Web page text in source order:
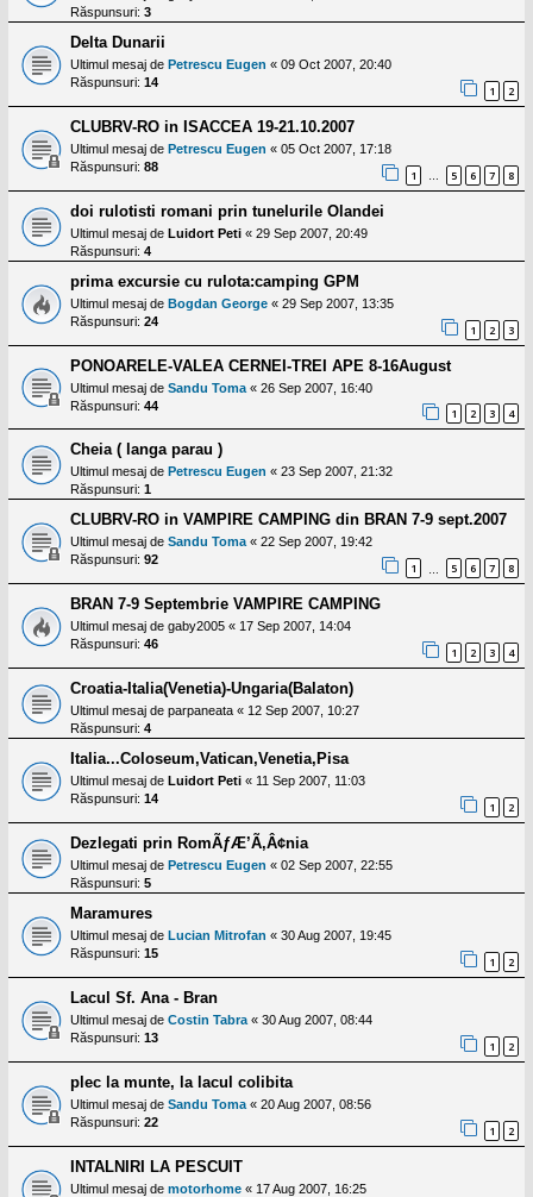
Răspunsuri: 3
Delta Dunarii
Ultimul mesaj de Petrescu Eugen « 09 Oct 2007, 20:40
Răspunsuri: 14
1 2
CLUBRV-RO in ISACCEA 19-21.10.2007
Ultimul mesaj de Petrescu Eugen « 05 Oct 2007, 17:18
Răspunsuri: 88
1 5 6 7 8
doi rulotisti romani prin tunelurile Olandei
Ultimul mesaj de Luidort Peti « 29 Sep 2007, 20:49
Răspunsuri: 4
prima excursie cu rulota:camping GPM
Ultimul mesaj de Bogdan George « 29 Sep 2007, 13:35
Răspunsuri: 24
1 2 3
PONOARELE-VALEA CERNEI-TREI APE 8-16August
Ultimul mesaj de Sandu Toma « 26 Sep 2007, 16:40
Răspunsuri: 44
1 2 3 4
Cheia ( langa parau )
Ultimul mesaj de Petrescu Eugen « 23 Sep 2007, 21:32
Răspunsuri: 1
CLUBRV-RO in VAMPIRE CAMPING din BRAN 7-9 sept.2007
Ultimul mesaj de Sandu Toma« 22 Sep 2007, 19:42
Răspunsuri: 92
1 5 6 7 8
BRAN 7-9 Septembrie VAMPIRE CAMPING
Ultimul mesaj de gaby2005 « 17 Sep 2007, 14:04
Răspunsuri: 46
1 2 3 4
Croatia-Italia(Venetia)-Ungaria(Balaton)
Ultimul mesaj de parpaneata « 12 Sep 2007, 10:27
Răspunsuri: 4
Italia...Coloseum,Vatican,Venetia,Pisa
Ultimul mesaj de Luidort Peti « 11 Sep 2007, 11:03
Răspunsuri: 14
1 2
Dezlegati prin RomÃƒÆ’Ã‚Â¢nia
Ultimul mesaj de Petrescu Eugen « 02 Sep 2007, 22:55
Răspunsuri: 5
Maramures
Ultimul mesaj de Lucian Mitrofan « 30 Aug 2007, 19:45
Răspunsuri: 15
1 2
Lacul Sf. Ana - Bran
Ultimul mesaj de Costin Tabra « 30 Aug 2007, 08:44
Răspunsuri: 13
1 2
plec la munte, la lacul colibita
Ultimul mesaj de Sandu Toma « 20 Aug 2007, 08:56
Răspunsuri: 22
1 2
INTALNIRI LA PESCUIT
Ultimul mesaj de motorhome « 17 Aug 2007, 16:25